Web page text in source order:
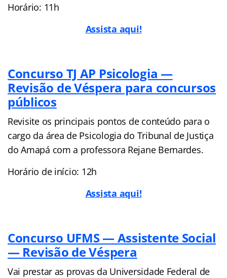
Horário: 11h
Assista aqui!
Concurso TJ AP Psicologia —
Revisão de Véspera para concursos
públicos
Revisite os principais pontos de conteúdo para o
cargo da área de Psicologia do Tribunal de Justiça
do Amapá com a professora Rejane Bernardes.
Horário de início: 12h
Assista aqui!
Concurso UFMS — Assistente Social
— Revisão de Véspera
Vai prestar as provas da Universidade Federal de